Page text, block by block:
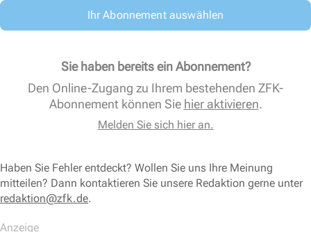
Ihr Abonnement auswählen
Sie haben bereits ein Abonnement?
Den Online-Zugang zu Ihrem bestehenden ZFK-
Abonnement können Sie hier aktivieren.
Melden Sie sich hier an.
Haben Sie Fehler entdeckt? Wollen Sie uns Ihre Meinung
mitteilen? Dann kontaktieren Sie unsere Redaktion gerne unter
redaktion@zfk.de.